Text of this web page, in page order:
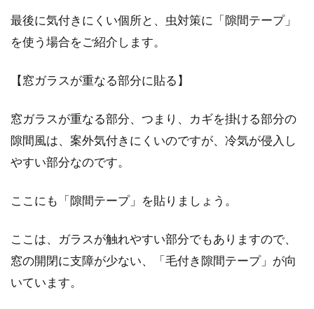
最後に気付きにくい個所と、虫対策に「隙間テープ」
を使う場合をご紹介します。
【窓ガラスが重なる部分に貼る】
窓ガラスが重なる部分、つまり、カギを掛ける部分の
隙間風は、案外気付きにくいのですが、冷気が侵入し
やすい部分なのです。
ここにも「隙間テープ」を貼りましょう。
ここは、ガラスが触れやすい部分でもありますので、
窓の開閉に支障が少ない、「毛付き隙間テープ」が向
いています。